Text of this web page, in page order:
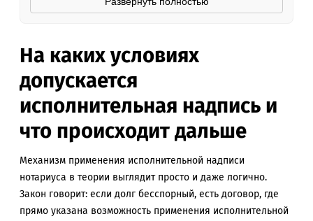
Что делать, если уже списали деньги
На каких условиях
допускается
исполнительная надпись и
что происходит дальше
Механизм применения исполнительной надписи
нотариуса в теории выглядит просто и даже логично.
Закон говорит: если долг бесспорный, есть договор, где
прямо указана возможность применения исполнительной